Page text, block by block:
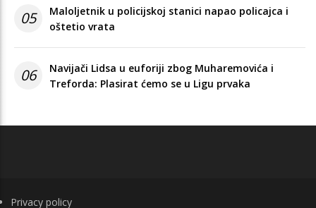
05
Maloljetnik u policijskoj stanici napao policajca i
oštetio vrata
06
Navijači Lidsa u euforiji zbog Muharemovića i
Treforda: Plasirat ćemo se u Ligu prvaka
FOOTER
Privacy policy